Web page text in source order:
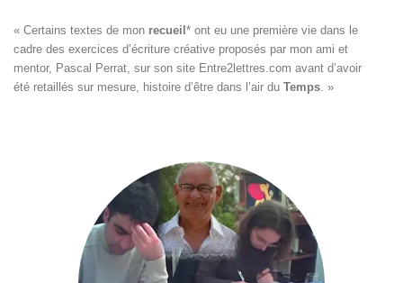
« Certains textes de mon recueil * ont eu une première vie dans le
cadre des exercices d’écriture créative proposés par mon ami et
mentor, Pascal Perrat, sur son site Entre2lettres.com avant d’avoir
été retaillés sur mesure, histoire d’être dans l’air du Temps . »